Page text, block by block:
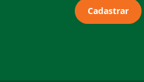
Cadastrar